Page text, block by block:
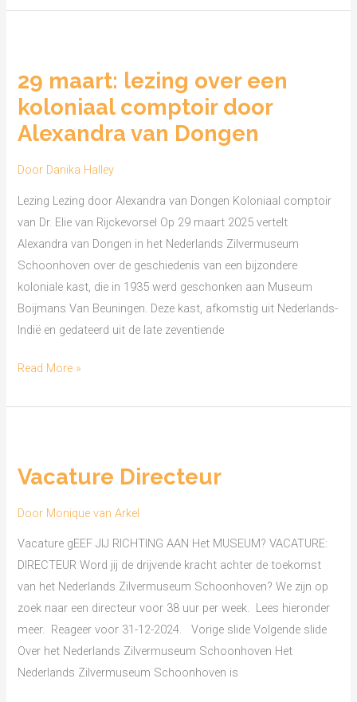
29 maart: lezing over een
koloniaal comptoir door
Alexandra van Dongen
Door Danika Halley
Lezing Lezing door Alexandra van Dongen Koloniaal comptoir
van Dr. Elie van Rijckevorsel Op 29 maart 2025 vertelt
Alexandra van Dongen in het Nederlands Zilvermuseum
Schoonhoven over de geschiedenis van een bijzondere
koloniale kast, die in 1935 werd geschonken aan Museum
Boijmans Van Beuningen. Deze kast, afkomstig uit Nederlands-
Indië en gedateerd uit de late zeventiende
lezing
over
een
koloniaal
comptoir
Alexandra
Read More »
Vacature Directeur
Door Monique van Arkel
Vacature gEEF JIJ RICHTING AAN Het MUSEUM? VACATURE:
DIRECTEUR Word jij de drijvende kracht achter de toekomst
van het Nederlands Zilvermuseum Schoonhoven? We zijn op
zoek naar een directeur voor 38 uur per week. Lees hieronder
meer. Reageer voor 31-12-2024. Vorige slide Volgende slide
Over het Nederlands Zilvermuseum Schoonhoven Het
Nederlands Zilvermuseum Schoonhoven is